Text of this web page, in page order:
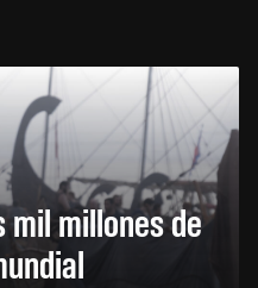
mil millones de